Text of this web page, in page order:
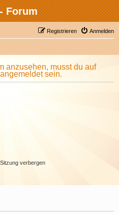
Forum
Anmelden
Registrieren
anzusehen, musst du auf
sein.
verbergen